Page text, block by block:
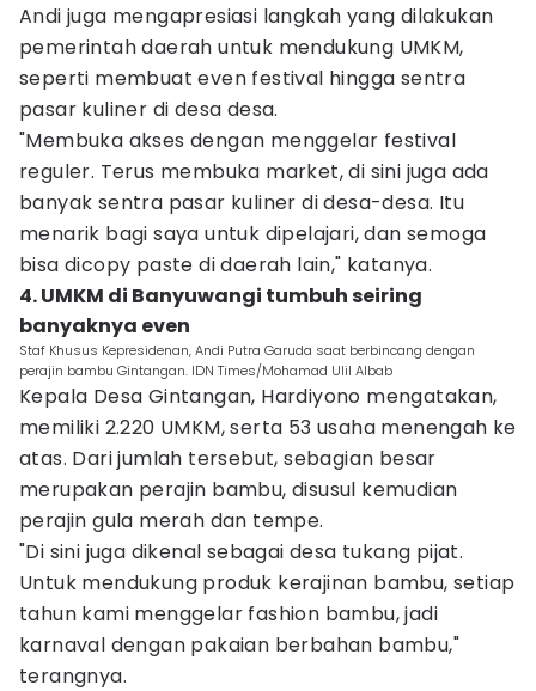
Andi juga mengapresiasi langkah yang dilakukan
pemerintah daerah untuk mendukung UMKM,
seperti membuat even festival hingga sentra
pasar kuliner di desa desa.
"Membuka akses dengan menggelar festival
reguler. Terus membuka market, di sini juga ada
banyak sentra pasar kuliner di desa-desa. Itu
menarik bagi saya untuk dipelajari, dan semoga
bisa dicopy paste di daerah lain," katanya.
4. UMKM di Banyuwangi tumbuh seiring
banyaknya even
Staf Khusus Kepresidenan, Andi Putra Garuda saat berbincang dengan
perajin bambu Gintangan. IDN Times/Mohamad Ulil Albab
Kepala Desa Gintangan, Hardiyono mengatakan,
memiliki 2.220 UMKM, serta 53 usaha menengah ke
atas. Dari jumlah tersebut, sebagian besar
merupakan perajin bambu, disusul kemudian
perajin gula merah dan tempe.
"Di sini juga dikenal sebagai desa tukang pijat.
Untuk mendukung produk kerajinan bambu, setiap
tahun kami menggelar fashion bambu, jadi
karnaval dengan pakaian berbahan bambu,"
terangnya.